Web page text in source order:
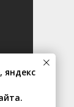
яндекс